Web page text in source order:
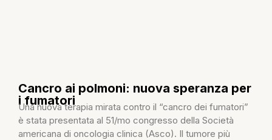
Cancro ai polmoni: nuova speranza per
i fumatori
Una nuova terapia mirata contro il “cancro dei fumatori”
è stata presentata al 51/mo congresso della Società
americana di oncologia clinica (Asco). Il tumore più